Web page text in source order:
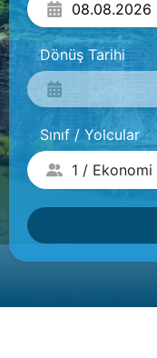
Dönüş Tarihi
Sınıf / Yolcular